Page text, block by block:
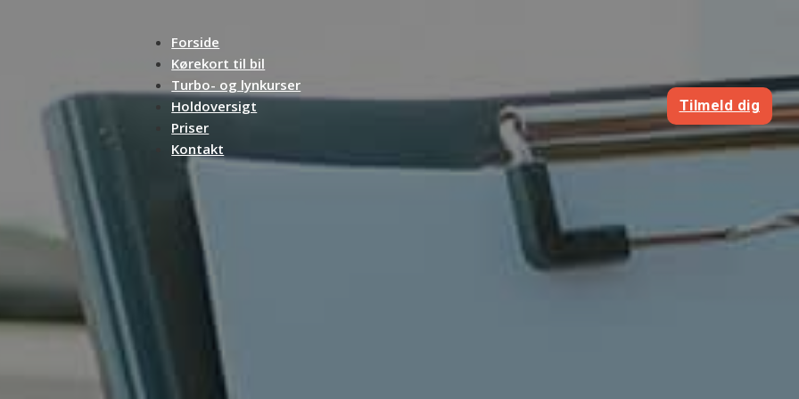
Forside
Kørekort til bil
Turbo- og lynkurser
Holdoversigt
Priser
Kontakt
Tilmeld dig